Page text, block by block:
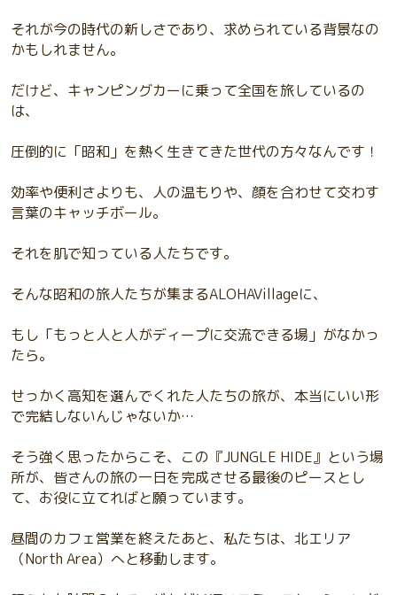
それが今の時代の新しさであり、求められている背景なの
かもしれません。
だけど、キャンピングカーに乗って全国を旅しているの
は、
圧倒的に「昭和」を熱く生きてきた世代の方々なんです！
効率や便利さよりも、人の温もりや、顔を合わせて交わす
言葉のキャッチボール。
それを肌で知っている人たちです。
そんな昭和の旅人たちが集まるALOHAVillageに、
もし「もっと人と人がディープに交流できる場」がなかっ
たら。
せっかく高知を選んでくれた人たちの旅が、本当にいい形
で完結しないんじゃないか…
そう強く思ったからこそ、この『JUNGLE HIDE』という場
所が、皆さんの旅の一日を完成させる最後のピースとし
て、お役に立てればと願っています。
昼間のカフェ営業を終えたあと、私たちは、北エリア
（North Area）へと移動します。